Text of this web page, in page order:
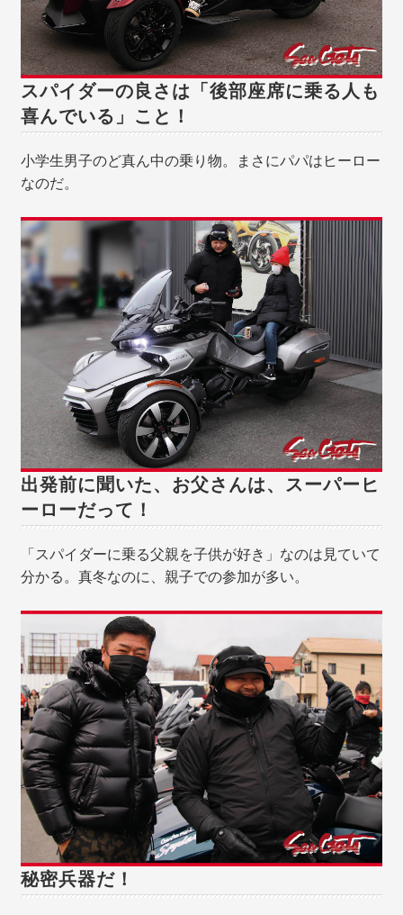
スパイダーの良さは「後部座席に乗る人も
喜んでいる」こと！
小学生男子のど真ん中の乗り物。まさにパパはヒーロー
なのだ。
出発前に聞いた、お父さんは、スーパーヒ
ーローだって！
「スパイダーに乗る父親を子供が好き」なのは見ていて
分かる。真冬なのに、親子での参加が多い。
秘密兵器だ！